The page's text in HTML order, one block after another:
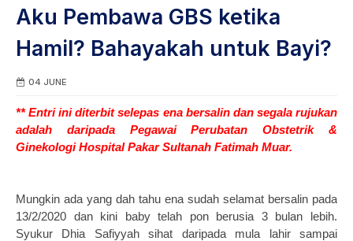
Aku Pembawa GBS ketika
Hamil? Bahayakah untuk Bayi?
04 JUNE
** Entri ini diterbit selepas ena bersalin dan segala rujukan
adalah daripada Pegawai Perubatan Obstetrik &
Ginekologi Hospital Pakar Sultanah Fatimah Muar.
Mungkin ada yang dah tahu ena sudah selamat bersalin pada
13/2/2020 dan kini baby telah pon berusia 3 bulan lebih.
Syukur Dhia Safiyyah sihat daripada mula lahir sampai